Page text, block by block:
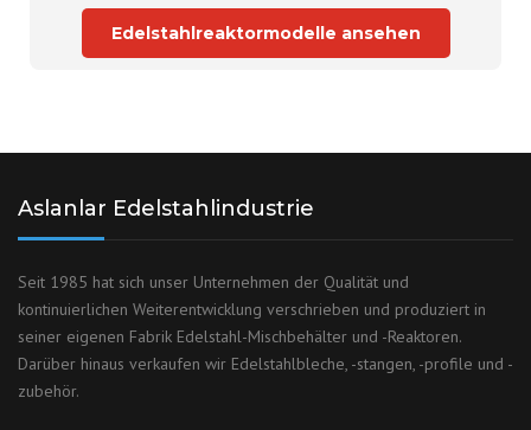
Edelstahlreaktormodelle ansehen
Aslanlar Edelstahlindustrie
Seit 1985 hat sich unser Unternehmen der Qualität und
kontinuierlichen Weiterentwicklung verschrieben und produziert in
seiner eigenen Fabrik Edelstahl-Mischbehälter und -Reaktoren.
Darüber hinaus verkaufen wir Edelstahlbleche, -stangen, -profile und -
zubehör.